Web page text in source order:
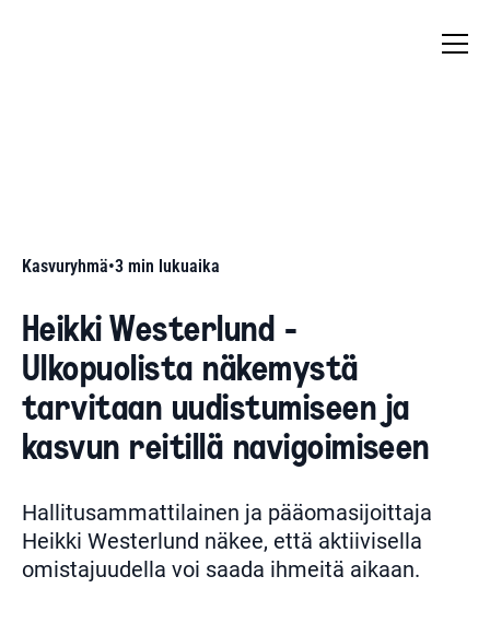
Kasvuryhmä•3 min lukuaika
Heikki Westerlund -
Ulkopuolista näkemystä
tarvitaan uudistumiseen ja
kasvun reitillä navigoimiseen
Hallitusammattilainen ja pääomasijoittaja
Heikki Westerlund näkee, että aktiivisella
omistajuudella voi saada ihmeitä aikaan.